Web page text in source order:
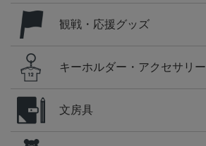
観戦・応援グッズ
キーホルダー・アクセサリー
文房具